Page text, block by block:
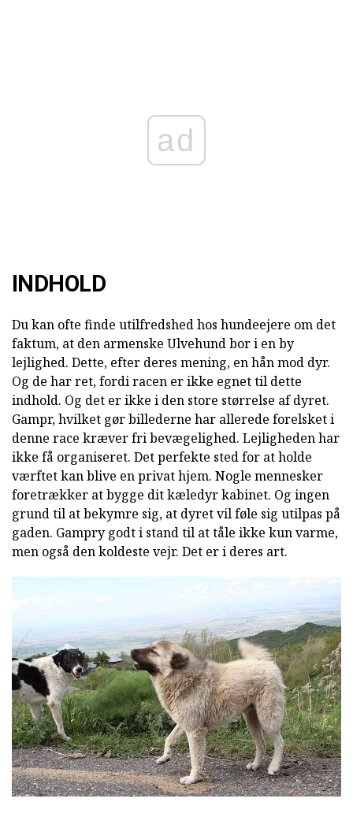
ad
INDHOLD
Du kan ofte finde utilfredshed hos hundeejere om det
faktum, at den armenske Ulvehund bor i en by
lejlighed. Dette, efter deres mening, en hån mod dyr.
Og de har ret, fordi racen er ikke egnet til dette
indhold. Og det er ikke i den store størrelse af dyret.
Gampr, hvilket gør billederne har allerede forelsket i
denne race kræver fri bevægelighed. Lejligheden har
ikke få organiseret. Det perfekte sted for at holde
værftet kan blive en privat hjem. Nogle mennesker
foretrækker at bygge dit kæledyr kabinet. Og ingen
grund til at bekymre sig, at dyret vil føle sig utilpas på
gaden. Gampry godt i stand til at tåle ikke kun varme,
men også den koldeste vejr. Det er i deres art.